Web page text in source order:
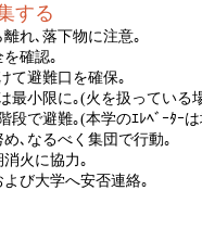
する
れ､落下物に注意｡
確認｡
て避難口を確保｡
最小限に｡(火を扱っている
段で避難｡(本学のｴﾚﾍﾞｰﾀｰ
､なるべく集団で行動｡
火に協力｡
び大学へ安否連絡｡